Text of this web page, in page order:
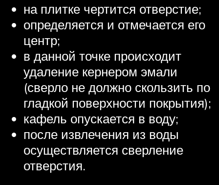
на плитке чертится отверстие;
определяется и отмечается его
центр;
в данной точке происходит
удаление кернером эмали
(сверло не должно скользить по
гладкой поверхности покрытия);
кафель опускается в воду;
после извлечения из воды
осуществляется сверление
отверстия.